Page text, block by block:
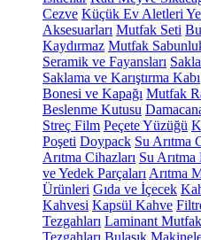
Cezve Küçük Ev Aletleri
Aksesuarları Mutfak Seti
Kaydırmaz Mutfak
Seramik ve Fayansları
Saklama ve Karıştırma Kabı
Bonesi ve Kapağı Mutfak
Beslenme Kutusu
Streç Film Peçete Yüzüğü
Poşeti Doypack Su Arıtma
Arıtma Cihazları Su
ve Yedek Parçaları Arıtma
Ürünleri Gıda ve İçecek
Kahvesi Kapsül Kahve
Tezgahları Laminant Mutfak
Tezgahları Bulaşık